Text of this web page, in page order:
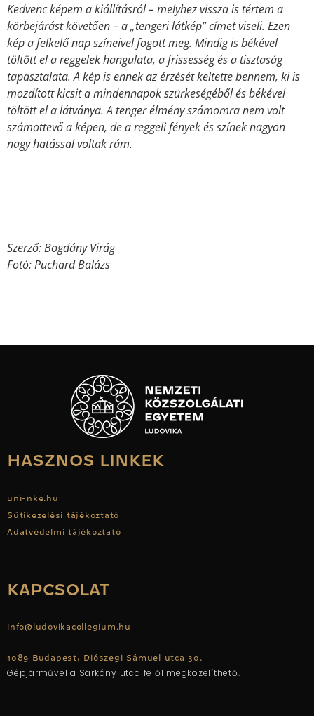
Kedvenc képem a kiállításról – melyhez vissza is tértem a
körbejárást követően – a „tengeri látkép” címet viseli. Ezen
kép a felkelő nap színeivel fogott meg. Mindig is békével
töltött el a reggelek hangulata, a frissesség és a tisztaság
tapasztalata. A kép is ennek az érzését keltette bennem, ki is
mozdított kicsit a mindennapok szürkeségéből és békével
töltött el a látványa. A tenger élmény számomra nem volt
számottevő a képen, de a reggeli fények és színek nagyon
nagy hatással voltak rám.
Szerző: Bogdány Virág
Fotó: Puchard Balázs
HASZNOS LINKEK
uni-nke.hu
Sütikezelési tájékoztató
Adatvédelmi tájékoztató
KAPCSOLAT
info@ludovikacollegium.hu
1089 Budapest, Diószegi Sámuel utca 30.
Gépjárművel a Sárkány utca felől megközelíthető.